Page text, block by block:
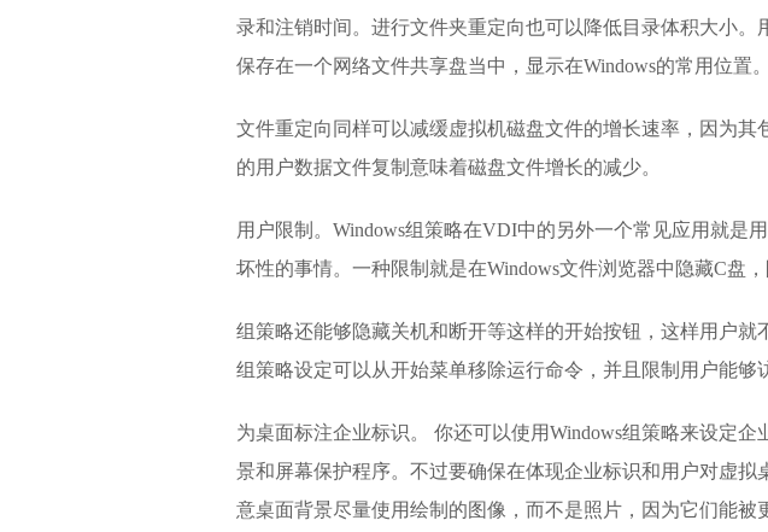
录和注销时间。进行文件夹重定向也可以降低目录体积大小。
保存在一个网络文件共享盘当中，显示在Windows的常用位置。
文件重定向同样可以减缓虚拟机磁盘文件的增长速率，因为
的用户数据文件复制意味着磁盘文件增长的减少。
用户限制。Windows组策略在VDI中的另外一个常见应用就是
坏性的事情。一种限制就是在Windows文件浏览器中隐藏C盘
组策略还能够隐藏关机和断开等这样的开始按钮，这样用户
组策略设定可以从开始菜单移除运行命令，并且限制用户能够
为桌面标注企业标识。 你还可以使用Windows组策略来设定
景和屏幕保护程序。不过要确保在体现企业标识和用户对虚拟
意桌面背景尽量使用绘制的图像，而不是照片，因为它们能被